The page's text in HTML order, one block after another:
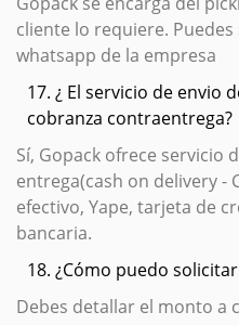
cliente lo requiere.
whatsapp de la empresa
17. ¿ El servicio de envio
cobranza contraentrega?
Sí, Gopack ofrece servicio
entrega(cash on delivery -
efectivo, Yape, tarjeta de
bancaria.
18. ¿Cómo puedo
Debes detallar el monto a